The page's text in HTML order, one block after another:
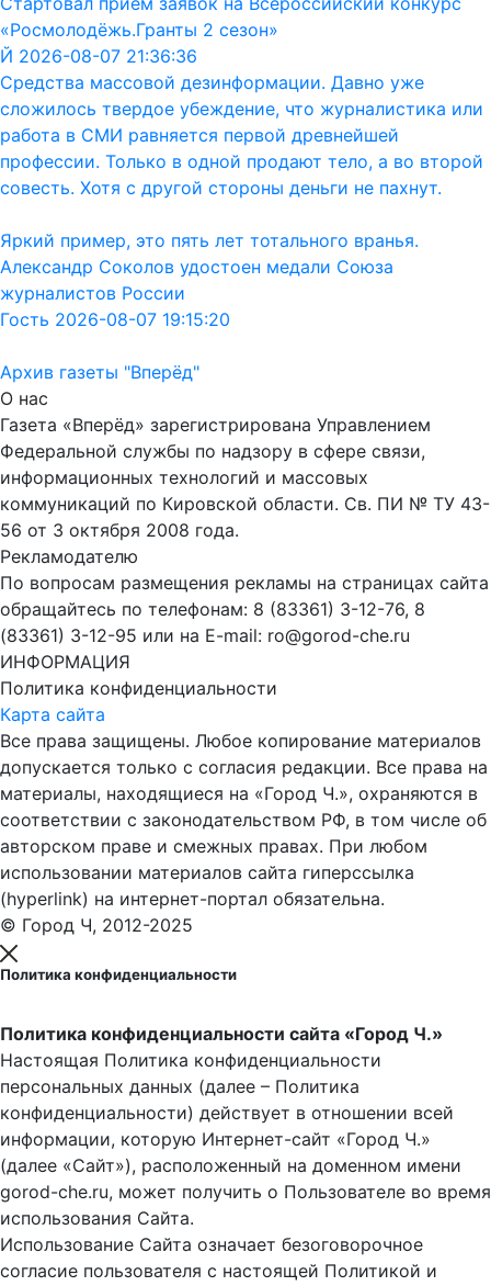
«Росмолодёжь.Гранты 2 сезон»
Й 2026-08-07 21:36:36
Средства массовой дезинформации. Давно уже
сложилось твердое убеждение, что журналистика или
работа в СМИ равняется первой древнейшей
профессии. Только в одной продают тело, а во второй
совесть. Хотя с другой стороны деньги не пахнут.
Яркий пример, это пять лет тотального вранья.
Александр Соколов удостоен медали Союза
журналистов России
Гость 2026-08-07 19:15:20
Архив газеты "Вперёд"
О нас
Газета «Вперёд» зарегистрирована Управлением
Федеральной службы по надзору в сфере связи,
информационных технологий и массовых
коммуникаций по Кировской области. Св. ПИ № ТУ 43-
56 от 3 октября 2008 года.
Рекламодателю
По вопросам размещения рекламы на страницах сайта
обращайтесь по телефонам: 8 (83361) 3-12-76, 8
(83361) 3-12-95 или на E-mail: ro@gorod-che.ru
ИНФОРМАЦИЯ
Политика конфиденциальности
Карта сайта
Все права защищены. Любое копирование материалов
допускается только с согласия редакции. Все права на
материалы, находящиеся на «Город Ч.», охраняются в
соответствии с законодательством РФ, в том числе об
авторском праве и смежных правах. При любом
использовании материалов сайта гиперссылка
(hyperlink) на интернет-портал обязательна.
© Город Ч, 2012-2025
Политика конфиденциальности
Политика конфиденциальности сайта «Город Ч.»
Настоящая Политика конфиденциальности
персональных данных (далее – Политика
конфиденциальности) действует в отношении всей
информации, которую Интернет-сайт «Город Ч.»
(далее «Сайт»), расположенный на доменном имени
gorod-che.ru, может получить о Пользователе во время
использования Cайта.
Использование Сайта означает безоговорочное
согласие пользователя с настоящей Политикой и